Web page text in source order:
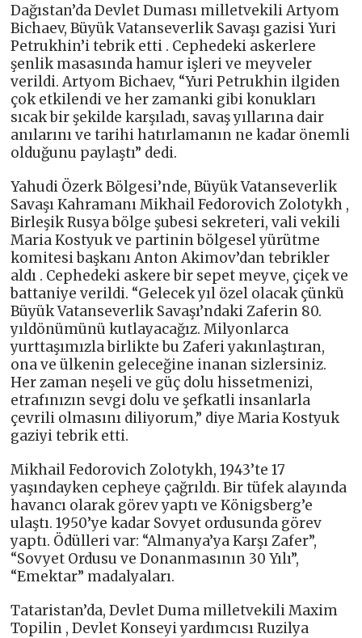
Dağıstan’da Devlet Duması milletvekili Artyom
Bichaev, Büyük Vatanseverlik Savaşı gazisi Yuri
Petrukhin’i tebrik etti . Cephedeki askerlere
şenlik masasında hamur işleri ve meyveler
verildi. Artyom Bichaev, “Yuri Petrukhin ilgiden
çok etkilendi ve her zamanki gibi konukları
sıcak bir şekilde karşıladı, savaş yıllarına dair
anılarını ve tarihi hatırlamanın ne kadar önemli
olduğunu paylaştı” dedi.
Yahudi Özerk Bölgesi’nde, Büyük Vatanseverlik
Savaşı Kahramanı Mikhail Fedorovich Zolotykh ,
Birleşik Rusya bölge şubesi sekreteri, vali vekili
Maria Kostyuk ve partinin bölgesel yürütme
komitesi başkanı Anton Akimov’dan tebrikler
aldı . Cephedeki askere bir sepet meyve, çiçek ve
battaniye verildi. “Gelecek yıl özel olacak çünkü
Büyük Vatanseverlik Savaşı’ndaki Zaferin 80.
yıldönümünü kutlayacağız. Milyonlarca
yurttaşımızla birlikte bu Zaferi yakınlaştıran,
ona ve ülkenin geleceğine inanan sizlersiniz.
Her zaman neşeli ve güç dolu hissetmenizi,
etrafınızın sevgi dolu ve şefkatli insanlarla
çevrili olmasını diliyorum,” diye Maria Kostyuk
gaziyi tebrik etti.
Mikhail Fedorovich Zolotykh, 1943’te 17
yaşındayken cepheye çağrıldı. Bir tüfek alayında
havancı olarak görev yaptı ve Königsberg’e
ulaştı. 1950’ye kadar Sovyet ordusunda görev
yaptı. Ödülleri var: “Almanya’ya Karşı Zafer”,
“Sovyet Ordusu ve Donanmasının 30 Yılı”,
“Emektar” madalyaları.
Tataristan’da, Devlet Duma milletvekili Maxim
Topilin , Devlet Konseyi yardımcısı Ruzilya